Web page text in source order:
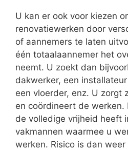
U kan er ook voor kiezen
renovatiewerken door
of aannemers te laten
één totaalaannemer het
neemt. U zoekt dan
dakwerker, een
een vloerder, enz. U zorgt
en coördineert de
de volledige vrijheid heeft
vakmannen waarmee u
werken. Risico is dan